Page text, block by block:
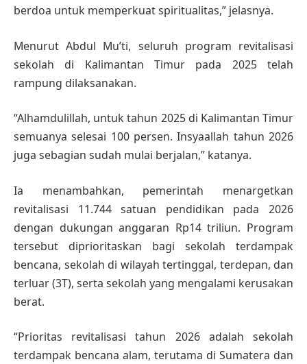
berdoa untuk memperkuat spiritualitas,” jelasnya.
Menurut Abdul Mu’ti, seluruh program revitalisasi
sekolah di Kalimantan Timur pada 2025 telah
rampung dilaksanakan.
“Alhamdulillah, untuk tahun 2025 di Kalimantan Timur
semuanya selesai 100 persen. Insyaallah tahun 2026
juga sebagian sudah mulai berjalan,” katanya.
Ia menambahkan, pemerintah menargetkan
revitalisasi 11.744 satuan pendidikan pada 2026
dengan dukungan anggaran Rp14 triliun. Program
tersebut diprioritaskan bagi sekolah terdampak
bencana, sekolah di wilayah tertinggal, terdepan, dan
terluar (3T), serta sekolah yang mengalami kerusakan
berat.
“Prioritas revitalisasi tahun 2026 adalah sekolah
terdampak bencana alam, terutama di Sumatera dan